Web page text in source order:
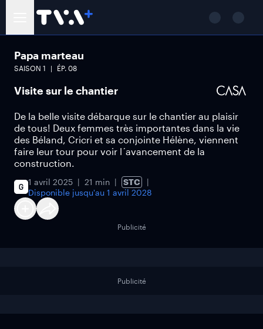
Papa marteau
SAISON 1 ÉP. 08
Visite sur le chantier
De la belle visite débarque sur le chantier au plaisir
de tous! Deux femmes très importantes dans la vie
des Béland, Cricri et sa conjointe Hélène, viennent
faire leur tour pour voir l´avancement de la
construction.
1 avril 2025 21 min
STC
Disponible jusqu'au 1 avril 2028
Publicité
Publicité